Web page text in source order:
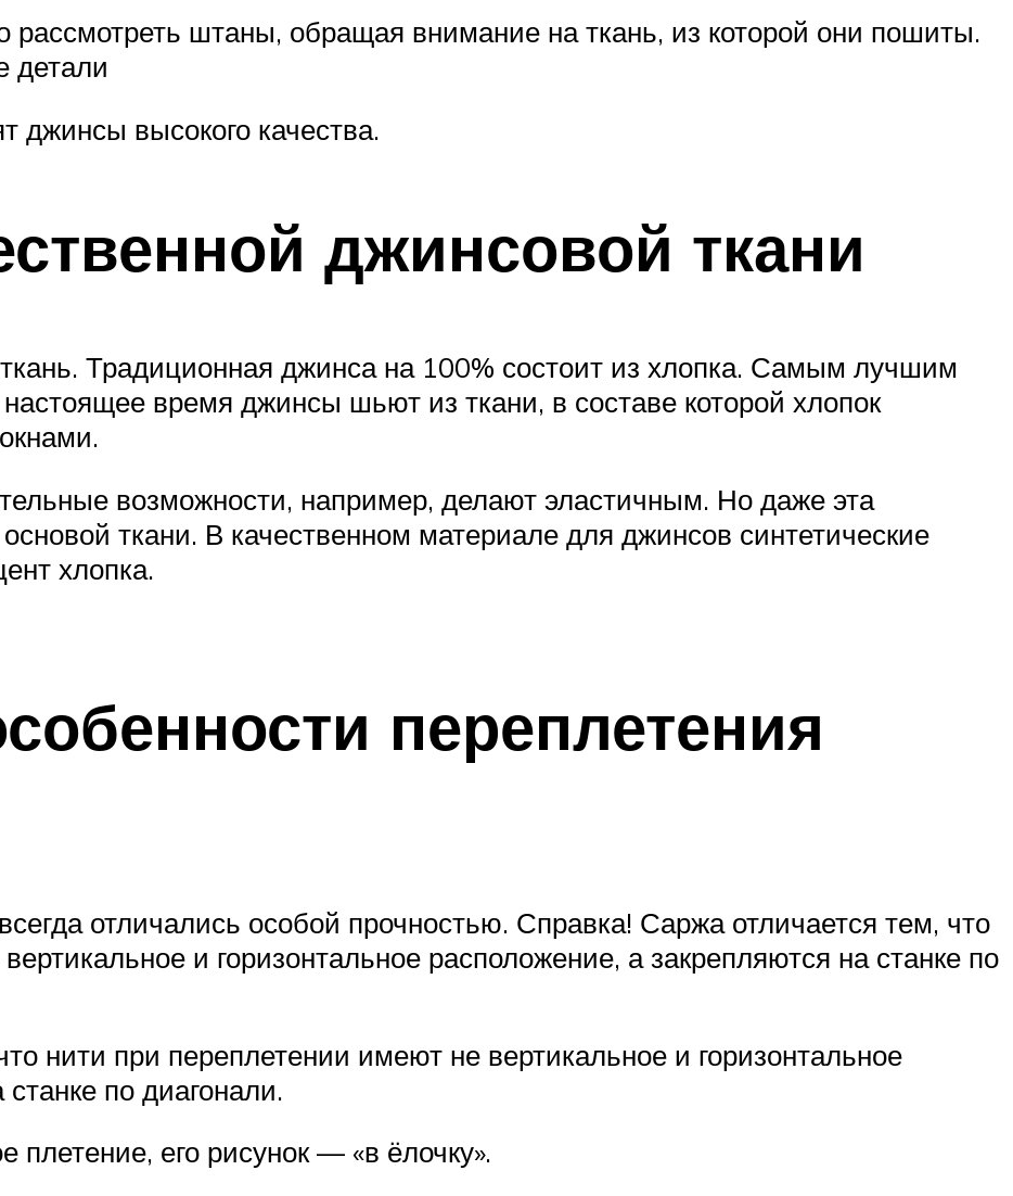
штаны, обращая внимание на ткань, из которой они пошиты.
детали
джинсы высокого качества.
джинсовой ткани
Традиционная джинса на 100% состоит из хлопка. Самым лучшим
время джинсы шьют из ткани, в составе которой хлопок
возможности, например, делают эластичным. Но даже эта
ткани. В качественном материале для джинсов синтетические
хлопка.
переплетения
отличались особой прочностью. Справка! Саржа отличается тем, что
и горизонтальное расположение, а закрепляются на станке по
нити при переплетении имеют не вертикальное и горизонтальное
по диагонали.
его рисунок — «в ёлочку».